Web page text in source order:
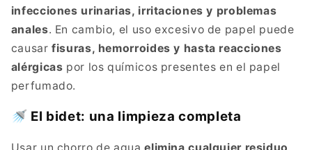
infecciones urinarias, irritaciones y problemas
anales. En cambio, el uso excesivo de papel puede
causar fisuras, hemorroides y hasta reacciones
alérgicas por los químicos presentes en el papel
perfumado.
🚿 El bidet: una limpieza completa